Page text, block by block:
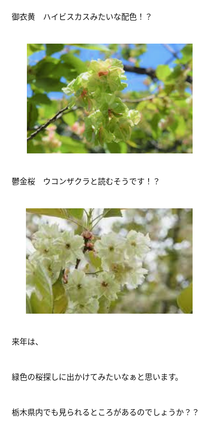
御衣黄 ハイビスカスみたいな配色！？
鬱金桜 ウコンザクラと読むそうです！？
来年は、
緑色の桜探しに出かけてみたいなぁと思います。
栃木県内でも見られるところがあるのでしょうか？？